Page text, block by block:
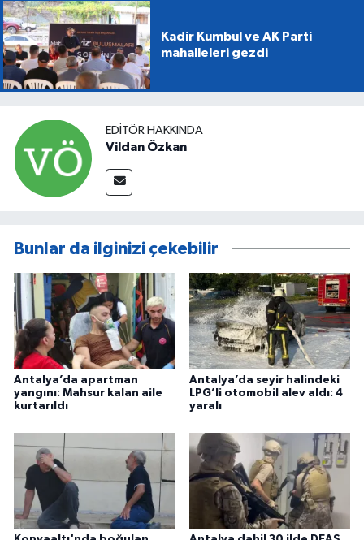
Kadir Kumbul ve AK Parti
mahalleleri gezdi
EDITÖR HAKKINDA
Vildan Özkan
Bunlar da ilginizi çekebilir
Antalya’da apartman
yangını: Mahsur kalan aile
kurtarıldı
Antalya’da seyir halindeki
LPG’li otomobil alev aldı: 4
yaralı